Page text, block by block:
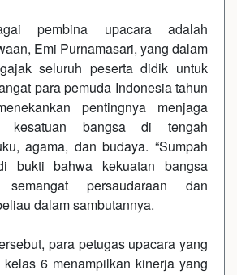
pembina upacara adalah
Emi Purnamasari, yang dalam
seluruh peserta didik untuk
para pemuda Indonesia tahun
pentingnya menjaga
kesatuan bangsa di tengah
agama, dan budaya. “Sumpah
bukti bahwa kekuatan bangsa
persaudaraan dan
dalam sambutannya.
para petugas upacara yang
6 menampilkan kinerja yang